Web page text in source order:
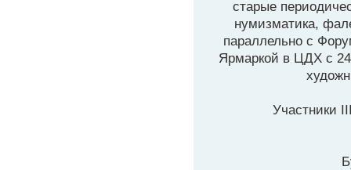
старые
нумизматика,
параллельно с
Ярмаркой в ЦДХ с
Участники